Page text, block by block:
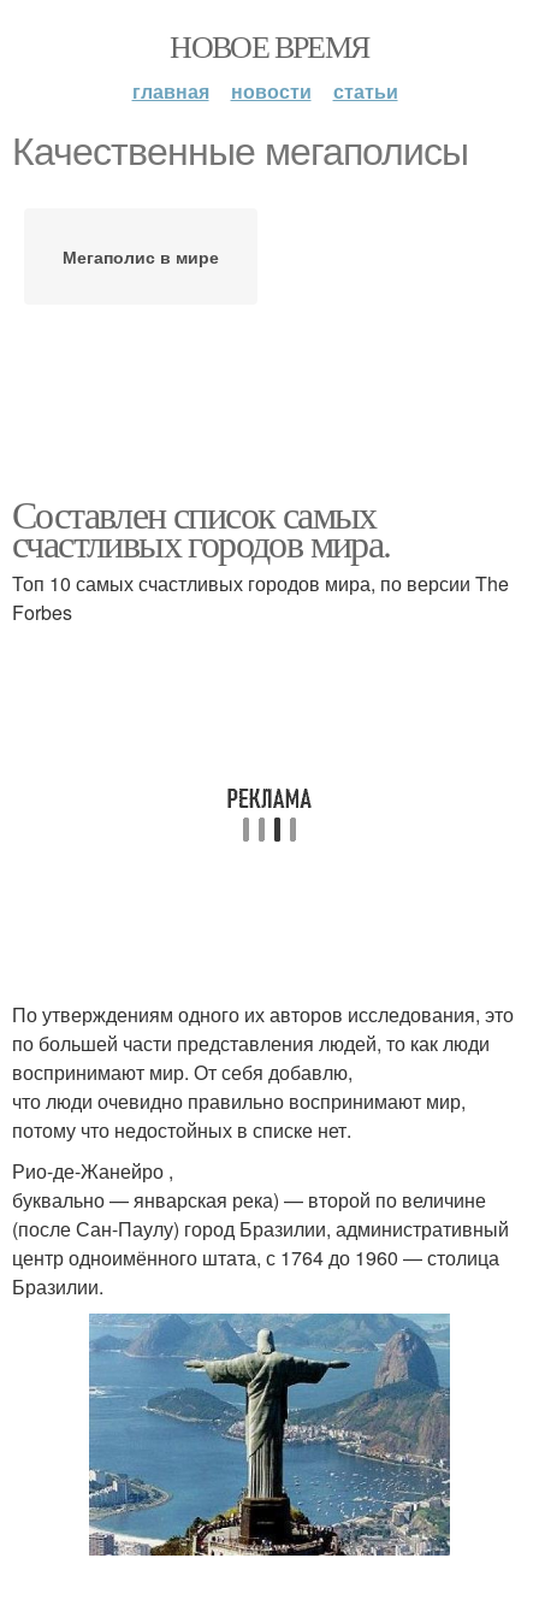
НОВОЕ ВРЕМЯ
главная новости статьи
Качественные мегаполисы
Мегаполис в мире
Составлен список самых
счастливых городов мира.
Топ 10 самых счастливых городов мира, по версии The
Forbes
По утверждениям одного их авторов исследования, это
по большей части представления людей, то как люди
воспринимают мир. От себя добавлю,
что люди очевидно правильно воспринимают мир,
потому что недостойных в списке нет.
Рио-де-Жанейро ,
буквально — январская река) — второй по величине
(после Сан-Паулу) город Бразилии, административный
центр одноимённого штата, с 1764 до 1960 — столица
Бразилии.